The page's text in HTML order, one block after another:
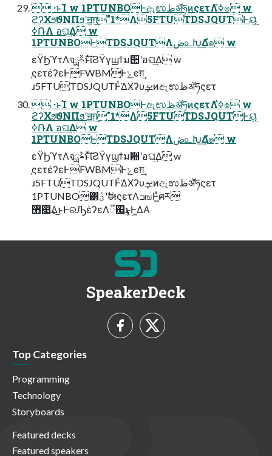
 ·ͱΊ w 1PTUNBOͰඇಉظॲཧͷςετΛߦ͏ํ๏ w
ϩʔΧϧϑΝΠϧʹॻ͖ग़͢"1*Λ5FTUTDSJQUTͰୟ͍࣮ͯ
ߦ݁ՌΛ อଘ͢Δ w
1PTUNBOͰTDSJQUTΛڞ௨Խ͢Δํ๏ w
εΫϦϓτΛจࣈྻͱͯ͠ίϨΫγϣϯม਺ʹอଘ͢Δ w
֤ςετέʔεͰFWBMͰݺͼग़͢
ɹ5FTUTDSJQUTͰͭ͘ΔΧʔυܾࡁͷඇಉظॲཧςετ
 ·ͱΊ w 1PTUNBOͰඇಉظॲཧͷςετΛߦ͏ํ๏ w
ϩʔΧϧϑΝΠϧʹॻ͖ग़͢"1*Λ5FTUTDSJQUTͰୟ͍࣮ͯ
ߦ݁ՌΛ อଘ͢Δ w
1PTUNBOͰTDSJQUTΛڞ௨Խ͢Δํ๏ w
εΫϦϓτΛจࣈྻͱͯ͠ίϨΫγϣϯม਺ʹอଘ͢Δ w
֤ςετέʔεͰFWBMͰݺͼग़͢
ɹ5FTUTDSJQUTͰͭ͘ΔΧʔυܾࡁͷඇಉظॲཧςετ
1PTUNBO͸ؾܰʹࣗಈςετΛߏஙͰ͖ͯศར
޻෉͢Δ͜ͱͰରԠέʔεΛ૿΍͢͜ͱ͕Ͱ͖ΔΑ
SpeakerDeck
Top Categories
Programming
Technology
Storyboards
Featured decks
Featured speakers